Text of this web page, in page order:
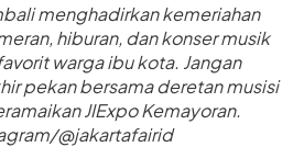
menghadirkan kemeriahan
hiburan, dan konser musik
warga ibu kota. Jangan
pekan bersama deretan musisi
JIExpo Kemayoran.
@jakartafairid